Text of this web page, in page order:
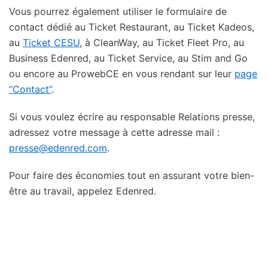
Vous pourrez également utiliser le formulaire de
contact dédié au Ticket Restaurant, au Ticket Kadeos,
au Ticket CESU, à CleanWay, au Ticket Fleet Pro, au
Business Edenred, au Ticket Service, au Stim and Go
ou encore au ProwebCE en vous rendant sur leur page
“Contact”.
Si vous voulez écrire au responsable Relations presse,
adressez votre message à cette adresse mail :
presse@edenred.com.
Pour faire des économies tout en assurant votre bien-
être au travail, appelez Edenred.